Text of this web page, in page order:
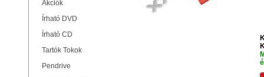
Akciók
Írható DVD
Írható CD
Tartók Tokok
Pendrive